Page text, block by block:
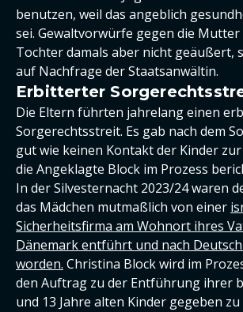
benutzen, weil das angeblich
sei. Gewaltvorwürfe gegen die
Tochter damals aber nicht geäußert,
auf Nachfrage der Staatsanwältin.
Erbitterter
Die Eltern führten jahrelang einen
Sorgerechtsstreit. Es gab nach dem
gut wie keinen Kontakt der Kinder
die Angeklagte Block im Prozess
In der Silvesternacht 2023/24 waren
das Mädchen mutmaßlich von einer
Sicherheitsfirma am Wohnort ihres
Dänemark entführt und nach
worden. Christina Block wird im
den Auftrag zu der Entführung ihrer
und 13 Jahre alten Kinder gegeben zu